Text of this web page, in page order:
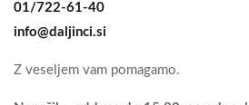
01/722-61-40
info@daljinci.si
Z veseljem vam pomagamo.